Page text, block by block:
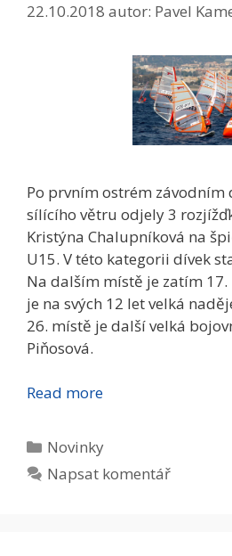
22.10.2018 autor: Pavel
Po prvním ostrém závodním
sílícího větru odjely 3
Kristýna Chalupníková na
U15. V této kategorii dívek
Na dalším místě je zatím 17.
je na svých 12 let velká
26. místě je další velká
Piňosová.
Read more
Rubriky
Novinky
Napsat komentář